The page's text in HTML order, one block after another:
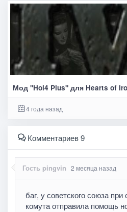
Мод "Hoi4 Plus" для Hearts of
4 года назад
Комментариев 9
Гость pingvin 2 месяца назад
баг, у советского союза при
комута отправила помощь